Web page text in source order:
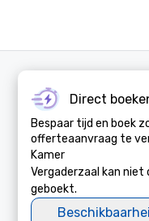
Direct
Bespaar tijd en boek
offerteaanvraag te
Kamer
Vergaderzaal kan niet
geboekt.